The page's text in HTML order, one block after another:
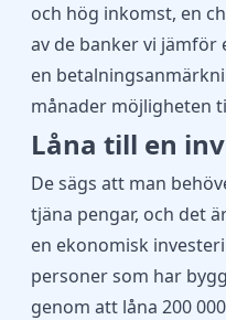
och hög inkomst, en
av de banker vi jämför
en
månader möjligheten
Låna till en
De sägs att man
tjäna pengar, och det
en ekonomisk
personer som har
genom att låna 200